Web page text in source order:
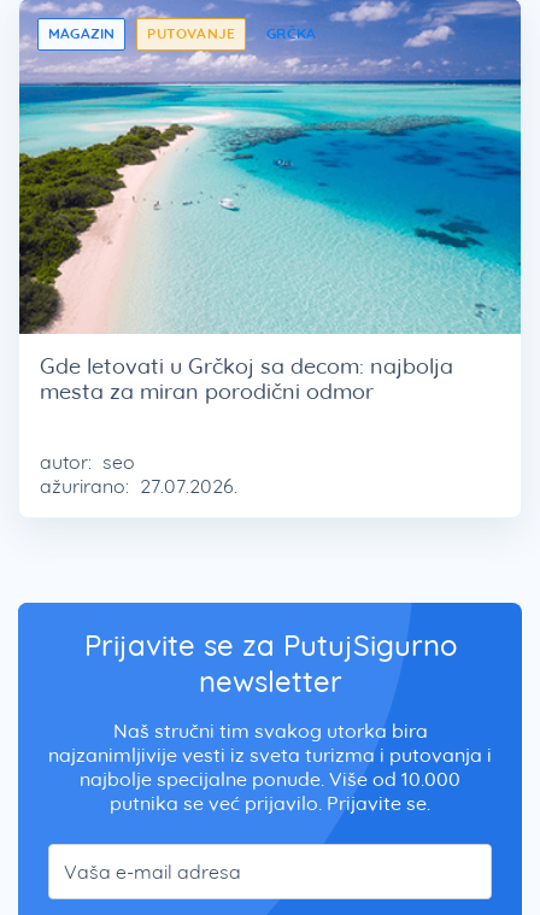
MAGAZIN PUTOVANJE GRČKA
Gde letovati u Grčkoj sa decom: najbolja
mesta za miran porodični odmor
autor: seo
ažurirano: 27.07.2026.
Prijavite se za PutujSigurno
newsletter
Naš stručni tim svakog utorka bira
najzanimljivije vesti iz sveta turizma i putovanja i
najbolje specijalne ponude. Više od 10.000
putnika se već prijavilo. Prijavite se.